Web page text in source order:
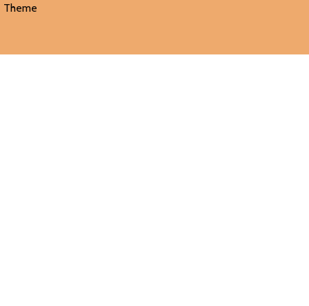
Theme